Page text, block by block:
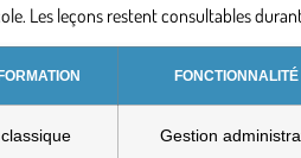
Les leçons restent consultables
Gestion